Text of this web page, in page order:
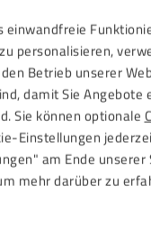
personalisieren,
Betrieb unserer
damit Sie Angebote
Sie können optionale
Einstellungen
am Ende unserer
mehr darüber zu
zu montieren